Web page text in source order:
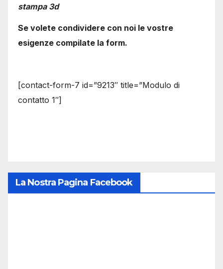
stampa 3d
Se volete condividere con noi le vostre
esigenze compilate la form.
[contact-form-7 id=”9213″ title=”Modulo di
contatto 1″]
La Nostra Pagina Facebook